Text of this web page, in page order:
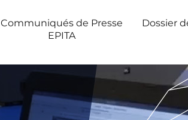
Communiqués de Presse
EPITA
Dossier